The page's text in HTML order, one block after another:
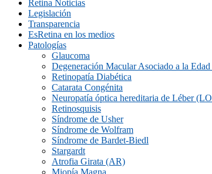
Retina Noticias
Legislación
Transparencia
EsRetina en los medios
Patologías
Glaucoma
Degeneración Macular Asociado a la
Retinopatía Diabética
Catarata Congénita
Neuropatí­a óptica hereditaria de Léber
Retinosquisis
Síndrome de Usher
Síndrome de Wolfram
Síndrome de Bardet-Biedl
Stargardt
Atrofia Girata (AR)
Miopía Magna